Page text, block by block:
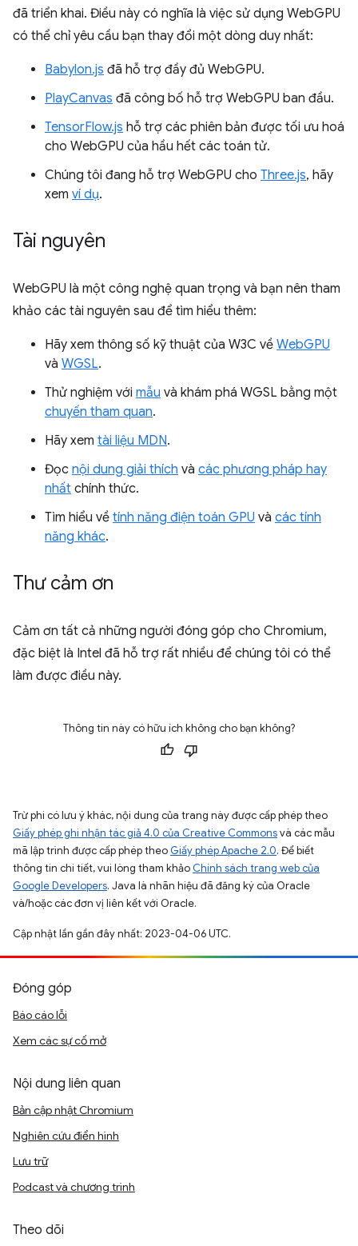
đã triển khai. Điều này có nghĩa là việc sử dụng WebGPU
có thể chỉ yêu cầu bạn thay đổi một dòng duy nhất:
Babylon.js đã hỗ trợ đầy đủ WebGPU.
PlayCanvas đã công bố hỗ trợ WebGPU ban đầu.
TensorFlow.js hỗ trợ các phiên bản được tối ưu hoá
cho WebGPU của hầu hết các toán tử.
Chúng tôi đang hỗ trợ WebGPU cho Three.js, hãy
xem ví dụ.
Tài nguyên
WebGPU là một công nghệ quan trọng và bạn nên tham
khảo các tài nguyên sau để tìm hiểu thêm:
Hãy xem thông số kỹ thuật của W3C về WebGPU
và WGSL.
Thử nghiệm với mẫu và khám phá WGSL bằng một
chuyến tham quan.
Hãy xem tài liệu MDN.
Đọc nội dung giải thích và các phương pháp hay
nhất chính thức.
Tìm hiểu về tính năng điện toán GPU và các tính
năng khác.
Thư cảm ơn
Cảm ơn tất cả những người đóng góp cho Chromium,
đặc biệt là Intel đã hỗ trợ rất nhiều để chúng tôi có thể
làm được điều này.
Thông tin này có hữu ích không cho bạn không?
Trừ phi có lưu ý khác, nội dung của trang này được cấp phép theo
Giấy phép ghi nhận tác giả 4.0 của Creative Commonsvà các mẫu
mã lập trình được cấp phép theo Giấy phép Apache 2.0. Để biết
thông tin chi tiết, vui lòng tham khảo Chính sách trang web của
Google Developers. Java là nhãn hiệu đã đăng ký của Oracle
và/hoặc các đơn vị liên kết với Oracle.
Cập nhật lần gần đây nhất: 2023-04-06 UTC.
Đóng góp
Báo cáo lỗi
Xem các sự cố mở
Nội dung liên quan
Bản cập nhật Chromium
Nghiên cứu điển hình
Lưu trữ
Podcast và chương trình
Theo dõi